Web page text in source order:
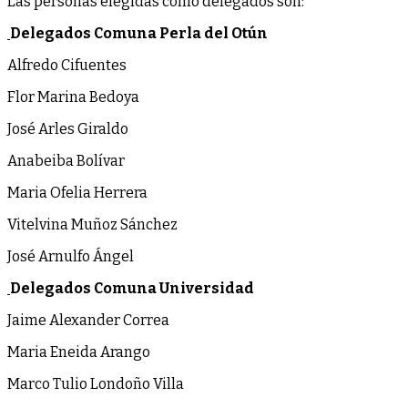
Delegados Comuna Perla del Otún
Alfredo Cifuentes
Flor Marina Bedoya
José Arles Giraldo
Anabeiba Bolívar
Maria Ofelia Herrera
Vitelvina Muñoz Sánchez
José Arnulfo Ángel
Delegados Comuna Universidad
Jaime Alexander Correa
Maria Eneida Arango
Marco Tulio Londoño Villa